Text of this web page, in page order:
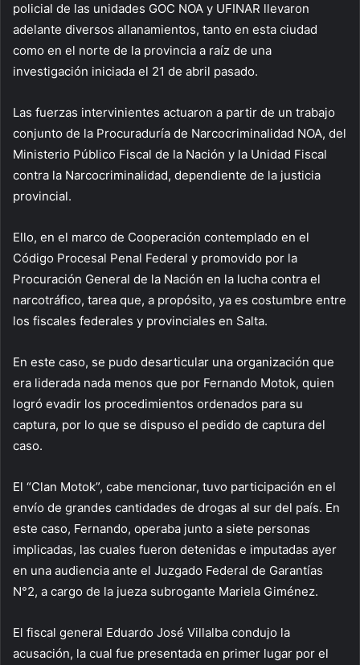
policial de las unidades GOC NOA y UFINAR llevaron
adelante diversos allanamientos, tanto en esta ciudad
como en el norte de la provincia a raíz de una
investigación iniciada el 21 de abril pasado.
Las fuerzas intervinientes actuaron a partir de un trabajo
conjunto de la Procuraduría de Narcocriminalidad NOA, del
Ministerio Público Fiscal de la Nación y la Unidad Fiscal
contra la Narcocriminalidad, dependiente de la justicia
provincial.
Ello, en el marco de Cooperación contemplado en el
Código Procesal Penal Federal y promovido por la
Procuración General de la Nación en la lucha contra el
narcotráfico, tarea que, a propósito, ya es costumbre entre
los fiscales federales y provinciales en Salta.
En este caso, se pudo desarticular una organización que
era liderada nada menos que por Fernando Motok, quien
logró evadir los procedimientos ordenados para su
captura, por lo que se dispuso el pedido de captura del
caso.
El “Clan Motok”, cabe mencionar, tuvo participación en el
envío de grandes cantidades de drogas al sur del país. En
este caso, Fernando, operaba junto a siete personas
implicadas, las cuales fueron detenidas e imputadas ayer
en una audiencia ante el Juzgado Federal de Garantías
N°2, a cargo de la jueza subrogante Mariela Giménez.
El fiscal general Eduardo José Villalba condujo la
acusación, la cual fue presentada en primer lugar por el